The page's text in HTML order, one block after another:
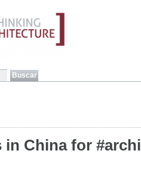
China for